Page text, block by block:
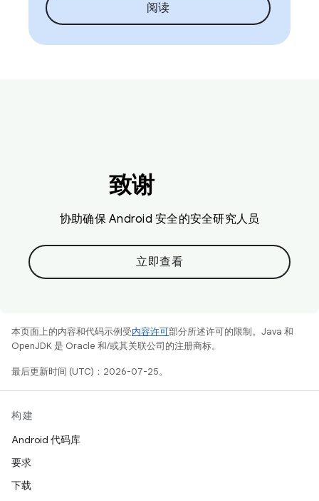
阅读
致谢
协助确保 Android 安全的安全研究人员
立即查看
本页面上的内容和代码示例受内容许可部分所述许可的限制。Java 和
OpenJDK 是 Oracle 和/或其关联公司的注册商标。
最后更新时间 (UTC)：2026-07-25。
构建
Android 代码库
要求
下载